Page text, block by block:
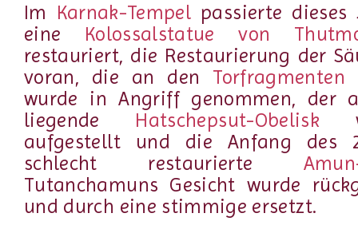
Im Karnak-Tempel passierte
eine Kolossalstatue von
restauriert, die Restaurierung der
voran, die an den
wurde in Angriff genommen, der
liegende Hatschepsut-Obelisk
aufgestellt und die Anfang des
schlecht restaurierte
Tutanchamuns Gesicht wurde
und durch eine stimmige ersetzt.